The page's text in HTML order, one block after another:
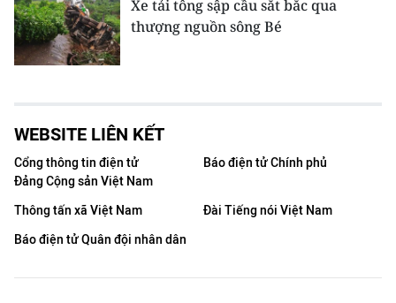
Xe tải tông sập cầu sắt bắc qua
thượng nguồn sông Bé
WEBSITE LIÊN KẾT
Cổng thông tin điện tử
Đảng Cộng sản Việt Nam
Báo điện tử Chính phủ
Thông tấn xã Việt Nam
Đài Tiếng nói Việt Nam
Báo điện tử Quân đội nhân dân